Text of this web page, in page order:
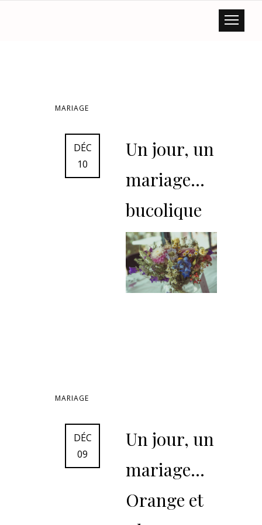
MARIAGE
DÉC
10
Un jour, un
mariage…
bucolique
MARIAGE
DÉC
09
Un jour, un
mariage…
Orange et